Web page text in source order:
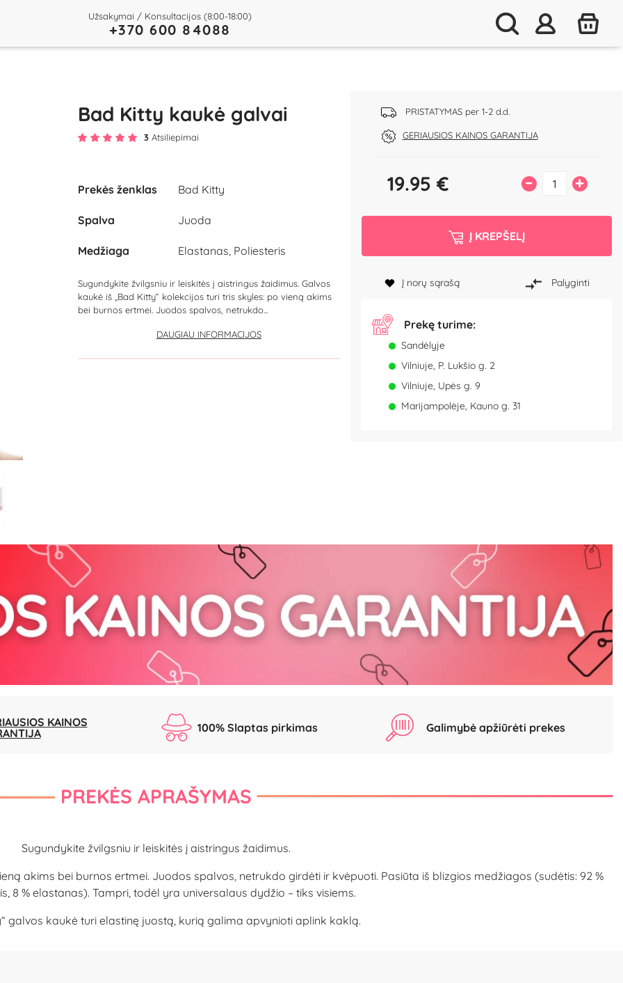
Užsakymai / Konsultacijos (8:00-18:00)
+370 600 84088
Bad Kitty kaukė galvai
3 Atsiliepimai
PRISTATYMAS per 1-2 d.d.
GERIAUSIOS KAINOS GARANTIJA
Prekės ženklas Bad Kitty
Spalva Juoda
Medžiaga Elastanas, Poliesteris
Sugundykite žvilgsniu ir leiskitės į aistringus žaidimus. Galvos
kaukė iš „Bad Kitty“ kolekcijos turi tris skyles: po vieną akims
bei burnos ertmei. Juodos spalvos, netrukdo...
DAUGIAU INFORMACIJOS
19.95 € – +
Į KREPŠELĮ
Į norų sąrašą Palyginti
Prekę turime:
Sandėlyje
Vilniuje, P. Lukšio g. 2
Vilniuje, Upės g. 9
Marijampolėje, Kauno g. 31
KAINOS
100% Slaptas pirkimas Galimybė apžiūrėti prekes
PREKĖS APRAŠYMAS
Sugundykite žvilgsniu ir leiskitės į aistringus žaidimus.
akims bei burnos ertmei. Juodos spalvos, netrukdo girdėti ir kvėpuoti. Pasiūta iš blizgios medžiagos (sudėtis: 92 %
8 % elastanas). Tampri, todėl yra universalaus dydžio – tiks visiems.
galvos kaukė turi elastinę juostą, kurią galima apvynioti aplink kaklą.